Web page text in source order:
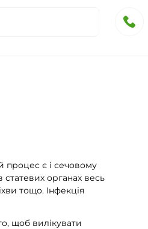
процес є і сечовому
статевих органах весь
тощо. Інфекція
щоб вилікувати